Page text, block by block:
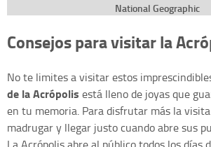
National Geographic
Consejos para visitar la
No te limites a visitar estos
de la Acrópolis está lleno de joyas que
en tu memoria. Para disfrutar más la
madrugar y llegar justo cuando abre sus